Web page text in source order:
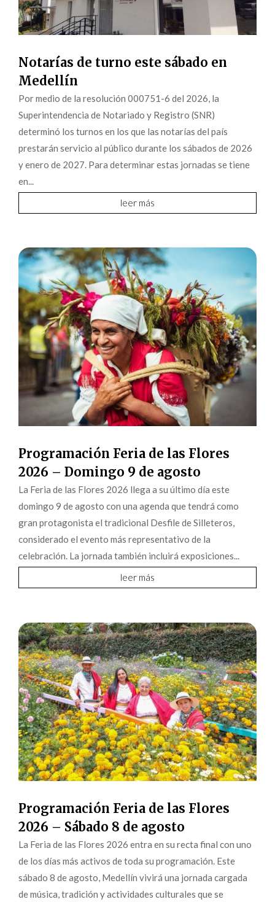
Notarías de turno este sábado en
Medellín
Por medio de la resolución 000751-6 del 2026, la
Superintendencia de Notariado y Registro (SNR)
determinó los turnos en los que las notarías del país
prestarán servicio al público durante los sábados de 2026
y enero de 2027. Para determinar estas jornadas se tiene
en...
leer más
Programación Feria de las Flores
2026 – Domingo 9 de agosto
La Feria de las Flores 2026 llega a su último día este
domingo 9 de agosto con una agenda que tendrá como
gran protagonista el tradicional Desfile de Silleteros,
considerado el evento más representativo de la
celebración. La jornada también incluirá exposiciones...
leer más
Programación Feria de las Flores
2026 – Sábado 8 de agosto
La Feria de las Flores 2026 entra en su recta final con uno
de los días más activos de toda su programación. Este
sábado 8 de agosto, Medellín vivirá una jornada cargada
de música, tradición y actividades culturales que se